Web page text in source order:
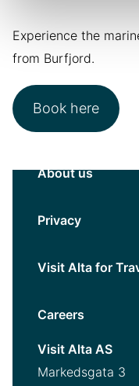
Experience the
from Burfjord.
Book here
About us
Privacy
Visit Alta for
Careers
Visit Alta AS
Markedsgata 3